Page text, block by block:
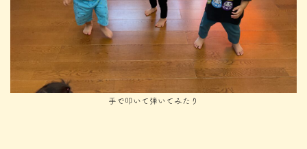
手で叩いて弾いてみたり